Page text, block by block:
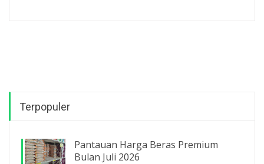
Terpopuler
Pantauan Harga Beras Premium
Bulan Juli 2026